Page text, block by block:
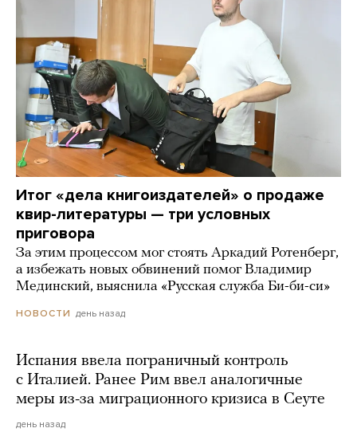
Итог «дела книгоиздателей» о продаже
квир-литературы — три условных
приговора
За этим процессом мог стоять Аркадий Ротенберг,
а избежать новых обвинений помог Владимир
Мединский, выяснила «Русская служба Би-би-си»
НОВОСТИ день назад
Испания ввела пограничный контроль
с Италией. Ранее Рим ввел аналогичные
меры из-за миграционного кризиса в Сеуте
день назад